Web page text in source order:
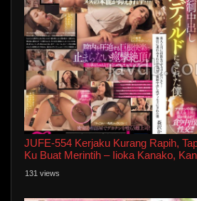
JUFE-554 Kerjaku Kurang Rapih,
Ku Buat Merintih – Iioka Kanako,
131 views